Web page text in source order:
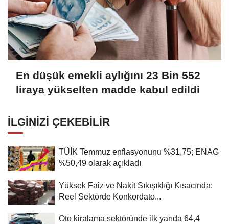
En düşük emekli aylığını 23 Bin 552
liraya yükselten madde kabul edildi
İLGINIZI ÇEKEBILIR
TÜİK Temmuz enflasyonunu %31,75; ENAG
%50,49 olarak açıkladı
Yüksek Faiz ve Nakit Sıkışıklığı Kısacında:
Reel Sektörde Konkordato...
Oto kiralama sektöründe ilk yarıda 64,4